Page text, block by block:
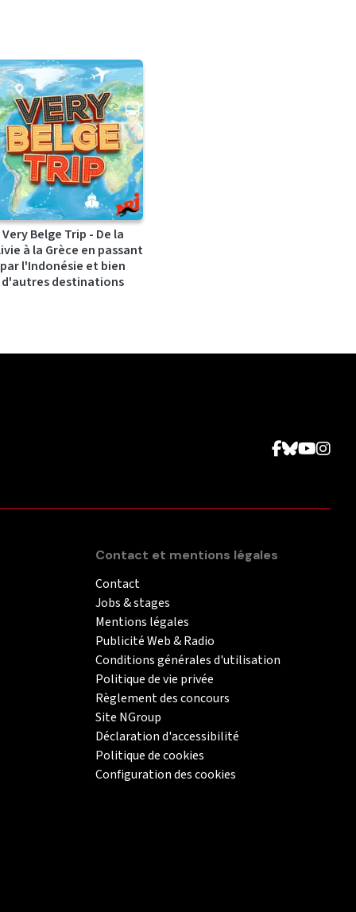
Very Belge Trip - De la
à la Grèce en passant
par l'Indonésie et bien
d'autres destinations
Contact et mentions légales
Contact
Jobs & stages
Mentions légales
Publicité Web & Radio
Conditions générales d'utilisation
Politique de vie privée
Règlement des concours
Site NGroup
Déclaration d'accessibilité
Politique de cookies
Configuration des cookies